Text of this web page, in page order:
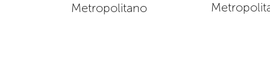
Metropolitano